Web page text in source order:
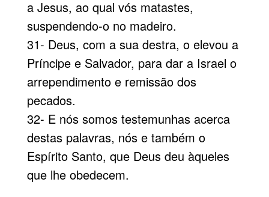
a Jesus, ao qual vós matastes,
suspendendo-o no madeiro.
31- Deus, com a sua destra, o elevou a
Príncipe e Salvador, para dar a Israel o
arrependimento e remissão dos
pecados.
32- E nós somos testemunhas acerca
destas palavras, nós e também o
Espírito Santo, que Deus deu àqueles
que lhe obedecem.